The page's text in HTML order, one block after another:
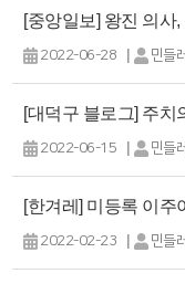
[중앙일보] 왕진 의
2022-06-28 | 민들
[대덕구 블로그] 주치
2022-06-15 | 민들
[한겨레] 미등록 이주
2022-02-23 | 민들